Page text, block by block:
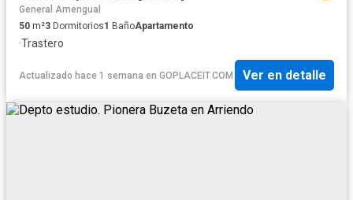
General Amengual
50 m²3 Dormitorios1 BañoApartamento
·Trastero
Actualizado hace 1 semana en GOPLACEIT.COM Ver en detalle